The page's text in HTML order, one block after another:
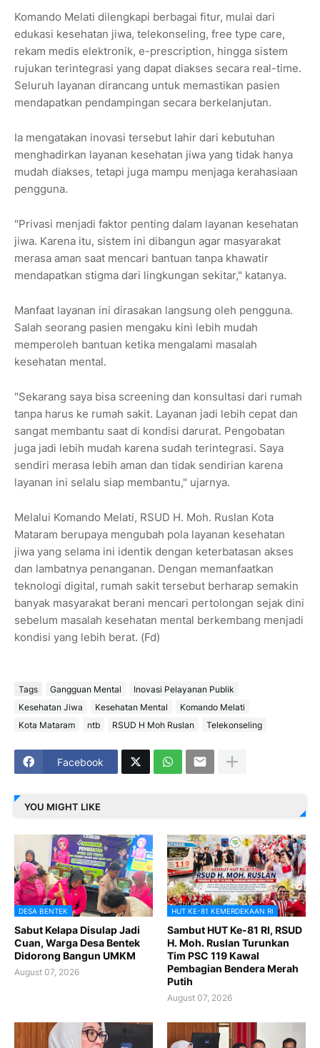
Komando Melati dilengkapi berbagai fitur, mulai dari
edukasi kesehatan jiwa, telekonseling, free type care,
rekam medis elektronik, e-prescription, hingga sistem
rujukan terintegrasi yang dapat diakses secara real-time.
Seluruh layanan dirancang untuk memastikan pasien
mendapatkan pendampingan secara berkelanjutan.
Ia mengatakan inovasi tersebut lahir dari kebutuhan
menghadirkan layanan kesehatan jiwa yang tidak hanya
mudah diakses, tetapi juga mampu menjaga kerahasiaan
pengguna.
"Privasi menjadi faktor penting dalam layanan kesehatan
jiwa. Karena itu, sistem ini dibangun agar masyarakat
merasa aman saat mencari bantuan tanpa khawatir
mendapatkan stigma dari lingkungan sekitar," katanya.
Manfaat layanan ini dirasakan langsung oleh pengguna.
Salah seorang pasien mengaku kini lebih mudah
memperoleh bantuan ketika mengalami masalah
kesehatan mental.
"Sekarang saya bisa screening dan konsultasi dari rumah
tanpa harus ke rumah sakit. Layanan jadi lebih cepat dan
sangat membantu saat di kondisi darurat. Pengobatan
juga jadi lebih mudah karena sudah terintegrasi. Saya
sendiri merasa lebih aman dan tidak sendirian karena
layanan ini selalu siap membantu," ujarnya.
Melalui Komando Melati, RSUD H. Moh. Ruslan Kota
Mataram berupaya mengubah pola layanan kesehatan
jiwa yang selama ini identik dengan keterbatasan akses
dan lambatnya penanganan. Dengan memanfaatkan
teknologi digital, rumah sakit tersebut berharap semakin
banyak masyarakat berani mencari pertolongan sejak dini
sebelum masalah kesehatan mental berkembang menjadi
kondisi yang lebih berat. (Fd)
Tags Gangguan Mental
Inovasi Pelayanan Publik
Kesehatan Jiwa
Kesehatan Mental
Komando Melati
Kota Mataram
ntb RSUD H Moh Ruslan Telekonseling
Facebook
YOU MIGHT LIKE
DESA BENTEK
Sabut Kelapa Disulap Jadi
Cuan, Warga Desa Bentek
Didorong Bangun UMKM
August 07, 2026
HUT KE-81 KEMERDEKAAN RI
Sambut HUT Ke-81 RI, RSUD
H. Moh. Ruslan Turunkan
Tim PSC 119 Kawal
Pembagian Bendera Merah
Putih
August 07, 2026